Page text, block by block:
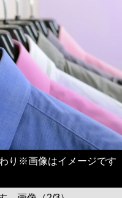
り※画像はイメージです